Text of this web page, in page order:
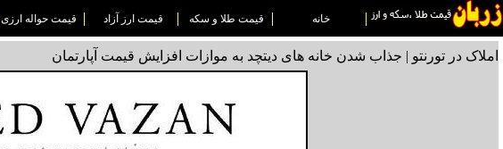
خانه قیمت طلا و سکه قیمت ارز آزاد قیمت حواله ارزی
املاک در تورنتو | جذاب شدن خانه های دیتچد به موازات افزایش قیمت آپارتمان